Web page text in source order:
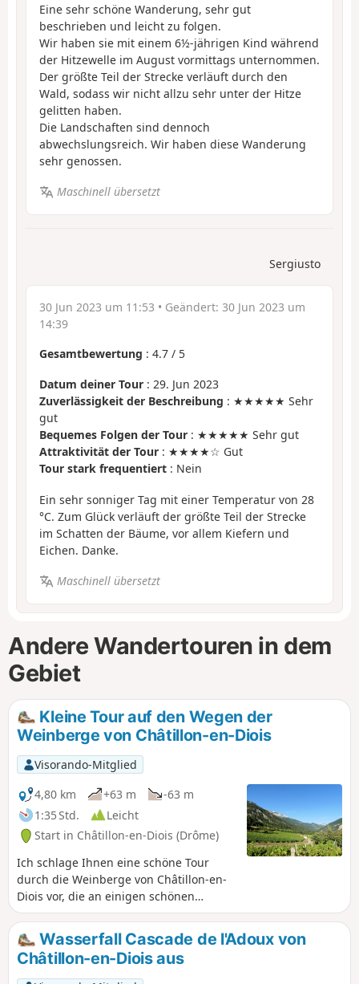
Eine sehr schöne Wanderung, sehr gut
beschrieben und leicht zu folgen.
Wir haben sie mit einem 6½-jährigen Kind während
der Hitzewelle im August vormittags unternommen.
Der größte Teil der Strecke verläuft durch den
Wald, sodass wir nicht allzu sehr unter der Hitze
gelitten haben.
Die Landschaften sind dennoch
abwechslungsreich. Wir haben diese Wanderung
sehr genossen.
Maschinell übersetzt
Sergiusto
30 Jun 2023 um 11:53 • Geändert: 30 Jun 2023 um
14:39
Gesamtbewertung : 4.7 / 5
Datum deiner Tour : 29. Jun 2023
Zuverlässigkeit der Beschreibung : ★★★★★ Sehr
gut
Bequemes Folgen der Tour : ★★★★★ Sehr gut
Attraktivität der Tour : ★★★★☆ Gut
Tour stark frequentiert : Nein
Ein sehr sonniger Tag mit einer Temperatur von 28
°C. Zum Glück verläuft der größte Teil der Strecke
im Schatten der Bäume, vor allem Kiefern und
Eichen. Danke.
Maschinell übersetzt
Andere Wandertouren in dem
Gebiet
Kleine Tour auf den Wegen der
Weinberge von Châtillon-en-Diois
Visorando-Mitglied
4,80 km
+63 m
-63 m
1:35 Std.
Leicht
Start in Châtillon-en-Diois (Drôme)
Ich schlage Ihnen eine schöne Tour
durch die Weinberge von Châtillon-en-
Diois vor, die an einigen schönen
Aussichtspunkten vorbeiführt
(insbesondere Pié de Bœuf, Glandasse,
Piémard, La Grésière).
Wasserfall Cascade de l'Adoux von
Châtillon-en-Diois aus